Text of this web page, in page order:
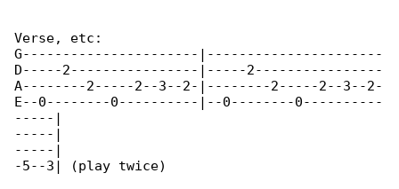
Verse, etc:
G----------------------|----------------------
D-----2----------------|-----2----------------
A--------2-----2--3--2-|--------2-----2--3--2-
E--0--------0----------|--0--------0----------
-----|
-----|
-----|
-5--3| (play twice)